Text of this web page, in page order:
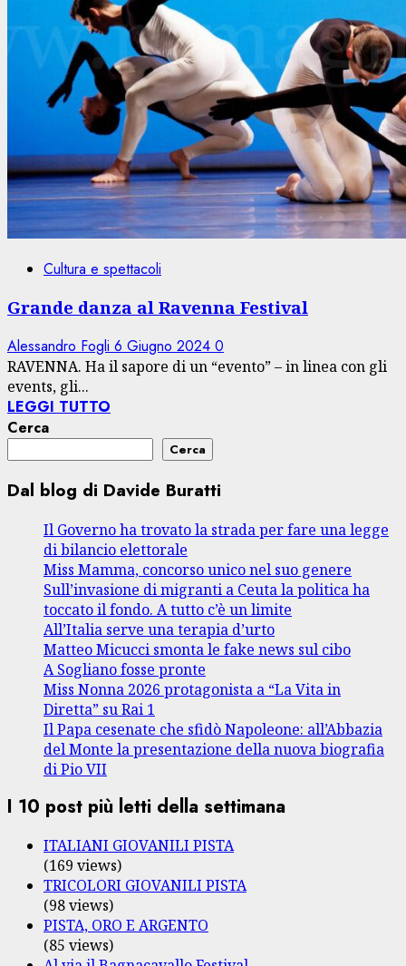
Cultura e spettacoli
Grande danza al Ravenna Festival
Alessandro Fogli 6 Giugno 2024 0
RAVENNA. Ha il sapore di un “evento” – in linea con gli
events, gli...
LEGGI TUTTO
Cerca
Cerca
Dal blog di Davide Buratti
Il Governo ha trovato la strada per fare una legge
di bilancio elettorale
Miss Mamma, concorso unico nel suo genere
Sull’invasione di migranti a Ceuta la politica ha
toccato il fondo. A tutto c’è un limite
All’Italia serve una terapia d’urto
Matteo Micucci smonta le fake news sul cibo
A Sogliano fosse pronte
Miss Nonna 2026 protagonista a “La Vita in
Diretta” su Rai 1
Il Papa cesenate che sfidò Napoleone: all’Abbazia
del Monte la presentazione della nuova biografia
di Pio VII
I 10 post più letti della settimana
ITALIANI GIOVANILI PISTA
(169 views)
TRICOLORI GIOVANILI PISTA
(98 views)
PISTA, ORO E ARGENTO
(85 views)